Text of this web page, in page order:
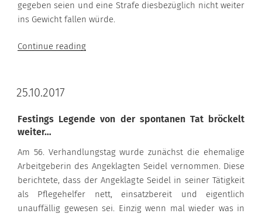
gegeben seien und eine Strafe diesbezüglich nicht weiter
ins Gewicht fallen würde.
Continue reading“07.11.2017”
25.10.2017
Festings Legende von der spontanen Tat bröckelt
weiter…
Am 56. Verhandlungstag wurde zunächst die ehemalige
Arbeitgeberin des Angeklagten Seidel vernommen. Diese
berichtete, dass der Angeklagte Seidel in seiner Tätigkeit
als Pflegehelfer nett, einsatzbereit und eigentlich
unauffällig gewesen sei. Einzig wenn mal wieder was in